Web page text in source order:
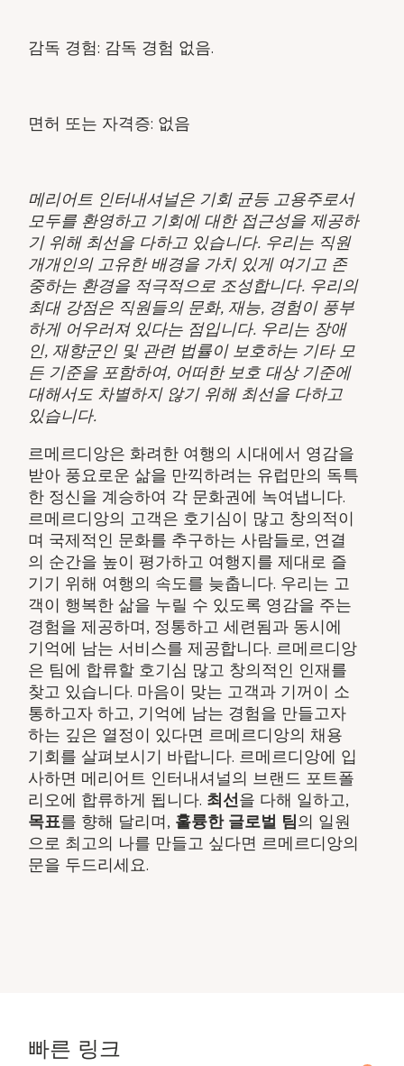
감독 경험: 감독 경험 없음.
면허 또는 자격증: 없음
메리어트 인터내셔널은 기회 균등 고용주로서
모두를 환영하고 기회에 대한 접근성을 제공하
기 위해 최선을 다하고 있습니다. 우리는 직원
개개인의 고유한 배경을 가치 있게 여기고 존
중하는 환경을 적극적으로 조성합니다. 우리의
최대 강점은 직원들의 문화, 재능, 경험이 풍부
하게 어우러져 있다는 점입니다. 우리는 장애
인, 재향군인 및 관련 법률이 보호하는 기타 모
든 기준을 포함하여, 어떠한 보호 대상 기준에
대해서도 차별하지 않기 위해 최선을 다하고
있습니다.
르메르디앙은 화려한 여행의 시대에서 영감을
받아 풍요로운 삶을 만끽하려는 유럽만의 독특
한 정신을 계승하여 각 문화권에 녹여냅니다.
르메르디앙의 고객은 호기심이 많고 창의적이
며 국제적인 문화를 추구하는 사람들로, 연결
의 순간을 높이 평가하고 여행지를 제대로 즐
기기 위해 여행의 속도를 늦춥니다. 우리는 고
객이 행복한 삶을 누릴 수 있도록 영감을 주는
경험을 제공하며, 정통하고 세련됨과 동시에
기억에 남는 서비스를 제공합니다. 르메르디앙
은 팀에 합류할 호기심 많고 창의적인 인재를
찾고 있습니다. 마음이 맞는 고객과 기꺼이 소
통하고자 하고, 기억에 남는 경험을 만들고자
하는 깊은 열정이 있다면 르메르디앙의 채용
기회를 살펴보시기 바랍니다. 르메르디앙에 입
사하면 메리어트 인터내셔널의 브랜드 포트폴
리오에 합류하게 됩니다. 최선을 다해 일하고,
목표를 향해 달리며, 훌륭한 글로벌 팀의 일원
으로 최고의 나를 만들고 싶다면 르메르디앙의
문을 두드리세요.
빠른 링크